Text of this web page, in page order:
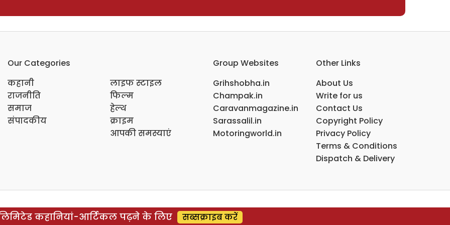
Our Categories
कहानी
राजनीति
समाज
संपादकीय
लाइफ स्टाइल
फिल्म
हेल्थ
क्राइम
आपकी समस्याएं
Group Websites
Grihshobha.in
Champak.in
Caravanmagazine.in
Sarassalil.in
Motoringworld.in
Other Links
About Us
Write for us
Contact Us
Copyright Policy
Privacy Policy
Terms & Conditions
Dispatch & Delivery
कहानियां-आर्टिकल पढ़ने के लिए सब्सक्राइब करें